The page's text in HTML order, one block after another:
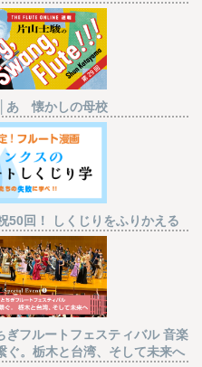
あゝ懐かしの母校
50回！ しくじりをふりかえる
ぎフルートフェスティバル 音楽
ぐ。栃木と台湾、そして未来へ